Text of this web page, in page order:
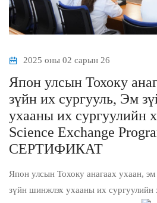
2025 оны 02 сарын 26
Япон улсын Тохоку
зүйн их сургууль, Эм
ухааны их сургуулийн
Science Exchange
СЕРТИФИКАТ
Япон улсын Тохоку анагаах ухаан,
зүйн шинжлэх ухааны их сургуулийн